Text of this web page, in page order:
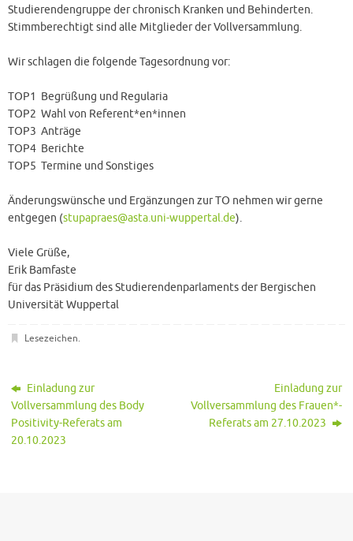
Studierendengruppe der chronisch Kranken und Behinderten.
Stimmberechtigt sind alle Mitglieder der Vollversammlung.
Wir schlagen die folgende Tagesordnung vor:
TOP1 Begrüßung und Regularia
TOP2 Wahl von Referent*en*innen
TOP3 Anträge
TOP4 Berichte
TOP5 Termine und Sonstiges
Änderungswünsche und Ergänzungen zur TO nehmen wir gerne
entgegen (stupapraes@asta.uni-wuppertal.de).
Viele Grüße,
Erik Bamfaste
für das Präsidium des Studierendenparlaments der Bergischen
Universität Wuppertal
Lesezeichen.
Einladung zur
Vollversammlung des Body
Positivity-Referats am
20.10.2023
Einladung zur
Vollversammlung des Frauen*-
Referats am 27.10.2023